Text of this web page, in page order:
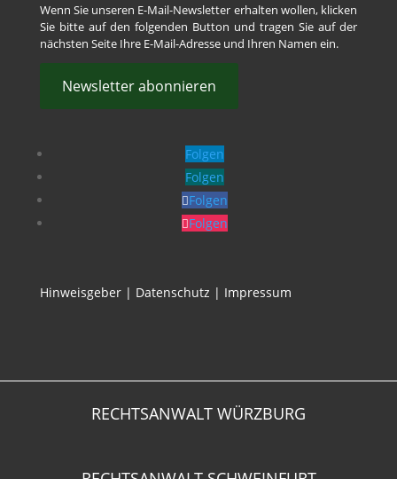
Wenn Sie unseren E-Mail-Newsletter erhalten wollen, klicken
Sie bitte auf den folgenden Button und tragen Sie auf der
nächsten Seite Ihre E-Mail-Adresse und Ihren Namen ein.
Newsletter abonnieren
Folgen
Folgen
Folgen
Folgen
Hinweisgeber| Datenschutz | Impressum
RECHTSANWALT WÜRZBURG